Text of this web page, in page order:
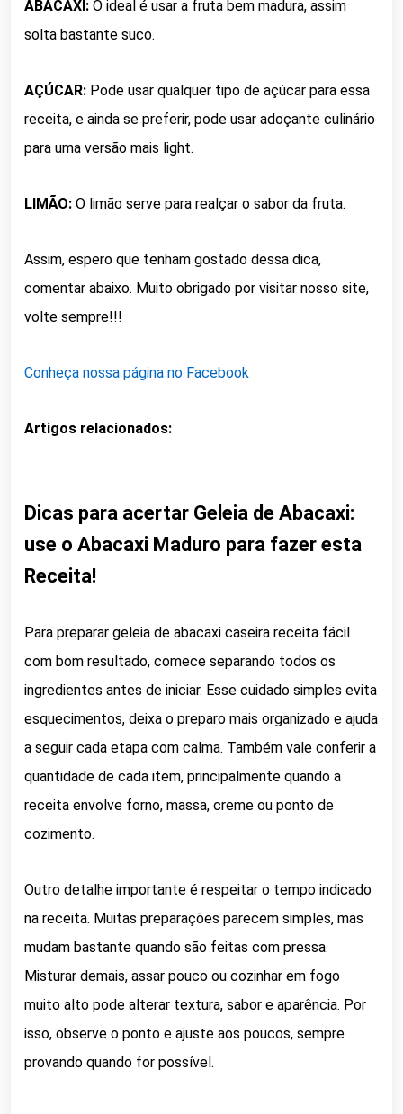
ABACAXI: O ideal é usar a fruta bem madura, assim
solta bastante suco.
AÇÚCAR: Pode usar qualquer tipo de açúcar para essa
receita, e ainda se preferir, pode usar adoçante culinário
para uma versão mais light.
LIMÃO: O limão serve para realçar o sabor da fruta.
Assim, espero que tenham gostado dessa dica,
comentar abaixo. Muito obrigado por visitar nosso site,
volte sempre!!!
Conheça nossa página no Facebook
Artigos relacionados:
Dicas para acertar Geleia de Abacaxi:
use o Abacaxi Maduro para fazer esta
Receita!
Para preparar geleia de abacaxi caseira receita fácil
com bom resultado, comece separando todos os
ingredientes antes de iniciar. Esse cuidado simples evita
esquecimentos, deixa o preparo mais organizado e ajuda
a seguir cada etapa com calma. Também vale conferir a
quantidade de cada item, principalmente quando a
receita envolve forno, massa, creme ou ponto de
cozimento.
Outro detalhe importante é respeitar o tempo indicado
na receita. Muitas preparações parecem simples, mas
mudam bastante quando são feitas com pressa.
Misturar demais, assar pouco ou cozinhar em fogo
muito alto pode alterar textura, sabor e aparência. Por
isso, observe o ponto e ajuste aos poucos, sempre
provando quando for possível.